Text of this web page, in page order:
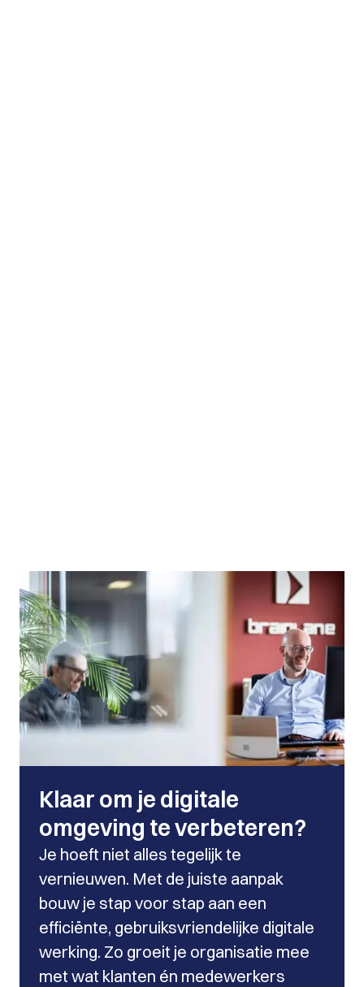
Klaar om je digitale
omgeving te verbeteren?
Je hoeft niet alles tegelijk te
vernieuwen. Met de juiste aanpak
bouw je stap voor stap aan een
efficiënte, gebruiksvriendelijke digitale
werking. Zo groeit je organisatie mee
met wat klanten én medewerkers